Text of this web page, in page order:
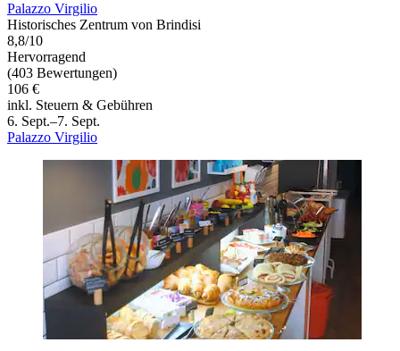
Palazzo Virgilio
Historisches Zentrum von Brindisi
8,8/10
Hervorragend
(403 Bewertungen)
106 €
inkl. Steuern & Gebühren
6. Sept.–7. Sept.
Palazzo Virgilio